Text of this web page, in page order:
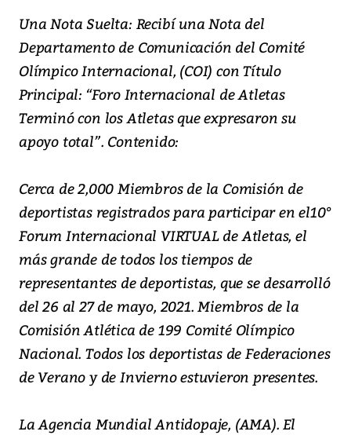
Una Nota Suelta: Recibí una Nota del
Departamento de Comunicación del Comité
Olímpico Internacional, (COI) con Título
Principal: “Foro Internacional de Atletas
Terminó con los Atletas que expresaron su
apoyo total”. Contenido:
Cerca de 2,000 Miembros de la Comisión de
deportistas registrados para participar en el10°
Forum Internacional VIRTUAL de Atletas, el
más grande de todos los tiempos de
representantes de deportistas, que se desarrolló
del 26 al 27 de mayo, 2021. Miembros de la
Comisión Atlética de 199 Comité Olímpico
Nacional. Todos los deportistas de Federaciones
de Verano y de Invierno estuvieron presentes.
La Agencia Mundial Antidopaje, (AMA). El